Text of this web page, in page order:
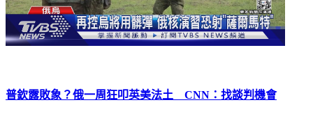
普欽露敗象？俄一周狂叩英美法土 CNN：找談判機會